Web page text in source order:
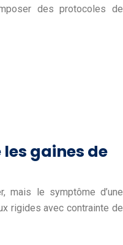
des protocoles de
gaines de
mais le symptôme d’une
rigides avec contrainte de